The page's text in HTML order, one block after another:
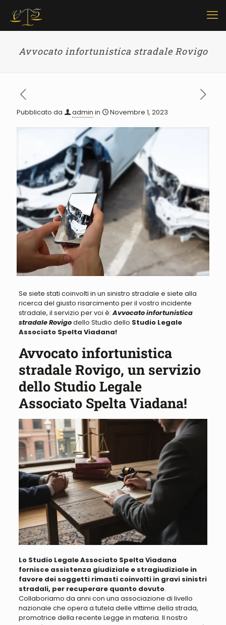
Avvocato infortunistica stradale Rovigo
Pubblicato da admin in Novembre 1, 2023
Se siete stati coinvolti in un sinistro stradale e siete alla
ricerca del giusto risarcimento per il vostro incidente
stradale, il servizio per voi è:Avvocato infortunistica
stradale Rovigodello Studio dello Studio Legale
Associato Spelta Viadana!
Avvocato infortunistica
stradale Rovigo, un servizio
dello Studio Legale
Associato Spelta Viadana!
Lo Studio Legale Associato Spelta Viadana
fornisce assistenza giudiziale e stragiudiziale in
favore dei soggetti rimasti coinvolti in gravi sinistri
stradali, per recuperare quanto dovuto.
Collaboriamo da anni con una associazione di livello
nazionale che opera a tutela delle vittime della strada,
promotrice della recente Legge in materia. Il nostro